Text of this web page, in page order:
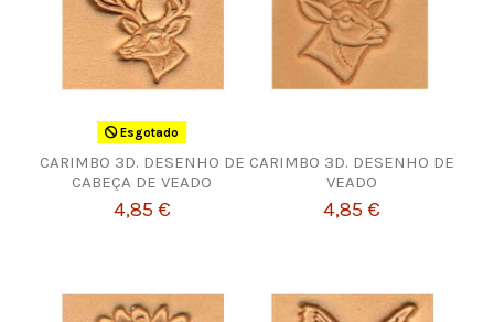
Esgotado
CARIMBO 3D. DESENHO DE
CABEÇA DE VEADO
4,85 €
CARIMBO 3D. DESENHO DE
VEADO
4,85 €